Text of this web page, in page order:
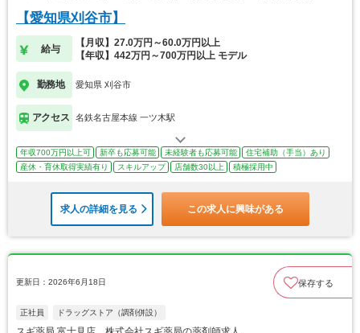
【愛知県刈谷市】
給与
【月収】27.0万円～60.0万円以上
【年収】442万円～700万円以上 モデル
勤務地 愛知県 刈谷市
アクセス 名鉄名古屋本線 一ツ木駅
年収700万円以上可 新卒も応募可能 未経験者も応募可能
住宅補助（手当）あり
産休・育休取得実績有り
スキルアップ 店舗数30以上 積極採用中
求人の詳細を見る この求人に興味がある
更新日：2026年6月18日 保存する
正社員 ドラッグストア（調剤併設）